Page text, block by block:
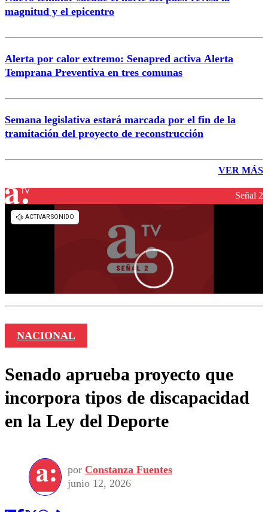
magnitud y el epicentro
Alerta por calor extremo: Senapred activa Alerta
Temprana Preventiva en tres comunas
Semana legislativa estará marcada por el fin de la
tramitación del proyecto de reconstrucción
VER MÁS
Señal 2
NACIONAL
Senado aprueba proyecto que
incorpora tipos de discapacidad
en la Ley del Deporte
por Constanza Fuentes
junio 12, 2026